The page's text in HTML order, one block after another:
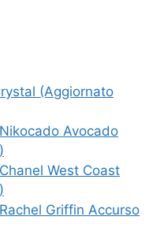
(Aggiornato
Avocado
West Coast
Griffin Accurso